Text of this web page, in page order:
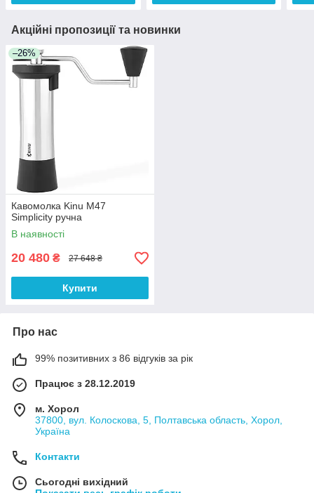
Акційні пропозиції та новинки
–26%
Кавомолка Kinu M47
Simplicity ручна
В наявності
20 480 ₴ 27 648 ₴
Купити
Про нас
99% позитивних з 86 відгуків за рік
Працює з 28.12.2019
м. Хорол
37800, вул. Колоскова, 5, Полтавська область, Хорол,
Україна
Контакти
Сьогодні вихідний